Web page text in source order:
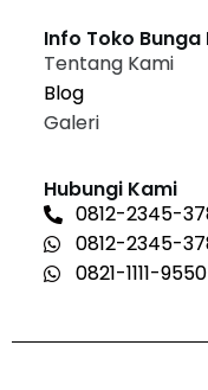
Info Toko Bunga
Tentang Kami
Blog
Galeri
Hubungi Kami
0812-2345-
0812-2345-
0821-1111-9550